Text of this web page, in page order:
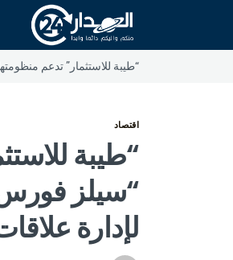
“طيبة للاستثمار” تدعم
اقتصاد
“طيبة
“سيلز فورس
لإدارة